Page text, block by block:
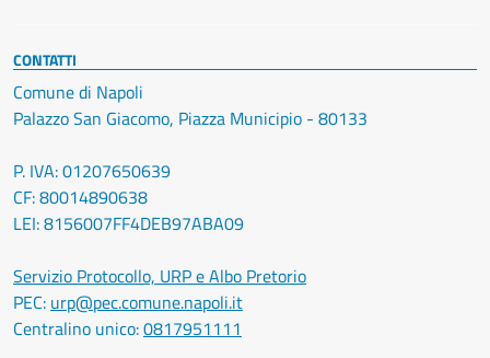
CONTATTI
Comune di Napoli
Palazzo San Giacomo, Piazza Municipio - 80133
P. IVA: 01207650639
CF: 80014890638
LEI: 8156007FF4DEB97ABA09
Servizio Protocollo, URP e Albo Pretorio
PEC: urp@pec.comune.napoli.it
Centralino unico:0817951111